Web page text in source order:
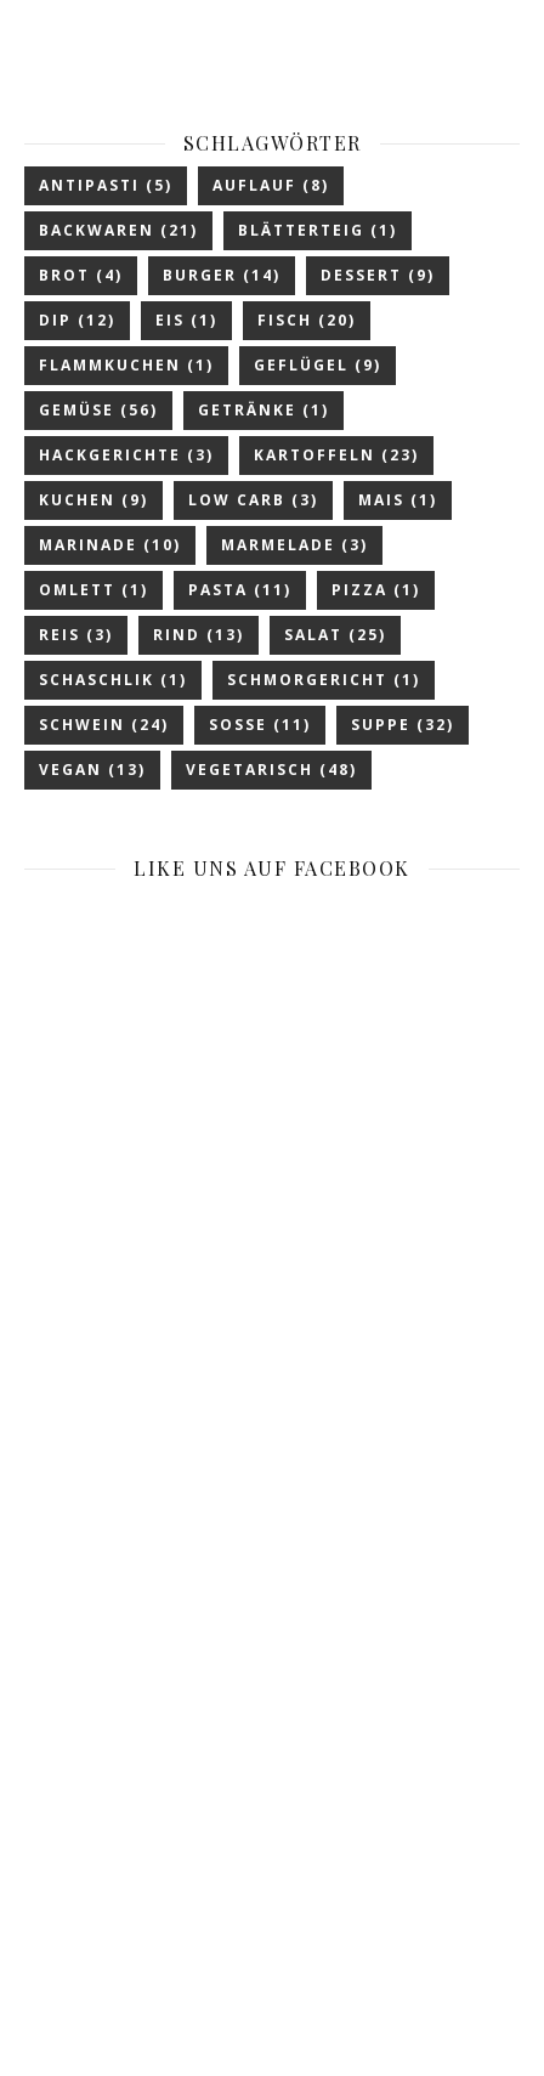
SCHLAGWÖRTER
ANTIPASTI (5) AUFLAUF (8)
BACKWAREN (21) BLÄTTERTEIG (1)
BROT (4) BURGER (14) DESSERT (9)
DIP (12) EIS (1) FISCH (20)
FLAMMKUCHEN (1) GEFLÜGEL (9)
GEMÜSE (56) GETRÄNKE (1)
HACKGERICHTE (3) KARTOFFELN (23)
KUCHEN (9) LOW CARB (3) MAIS (1)
MARINADE (10) MARMELADE (3)
OMLETT (1) PASTA (11) PIZZA (1)
REIS (3) RIND (13) SALAT (25)
SCHASCHLIK (1) SCHMORGERICHT (1)
SCHWEIN (24) SOSSE (11) SUPPE (32)
VEGAN (13) VEGETARISCH (48)
LIKE UNS AUF FACEBOOK